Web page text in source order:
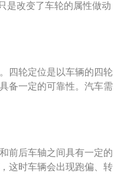
是改变了车轮的属性做动
圈只要尺寸保持一致就不
外车子在发生事故的时
生变化，可以去做一次四
四轮定位是以车辆的四轮
备一定的可靠性。汽车需
向盘回正后往前跑，汽车
的做四轮定位会比较危
磨损现象，尤其是出现吃
问题，磨损严重的话很有
衡，与四轮定位没有关
斜，那么就不需要进行定
前后车轴之间具有一定的
这时车辆会出现跑偏、转
四轮定位。以下是汽车四